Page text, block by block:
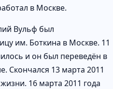
в Москве.
Вульф был
им. Боткина в Москве. 11
и он был переведён в
Скончался 13 марта 2011
16 марта 2011 года